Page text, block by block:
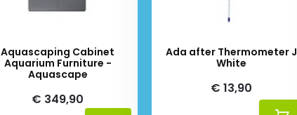
Aquascaping Cabinet
Aquarium Furniture -
Aquascape
€ 349,90
Ada after Thermometer J
White
€ 13,90